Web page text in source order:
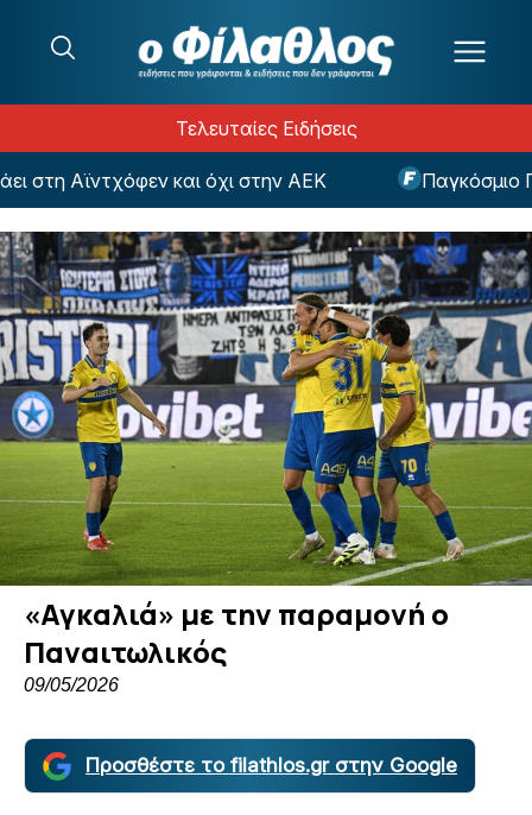
Τελευταίες Ειδήσεις
Αϊντχόφεν και όχι στην ΑΕΚ Παγκόσμιο
«Αγκαλιά» με την παραμονή ο
Παναιτωλικός
09/05/2026
Προσθέστε το filathlos.gr στην Google